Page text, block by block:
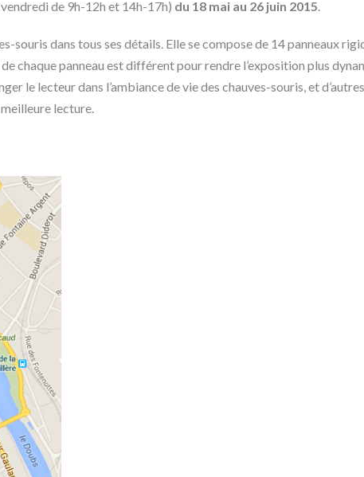
de 9h-12h et 14h-17h) du 18 mai au 26 juin 2015.
souris dans tous ses détails. Elle se compose de 14 panneaux
chaque panneau est différent pour rendre l’exposition plus
le lecteur dans l’ambiance de vie des chauves-souris, et
lecture.